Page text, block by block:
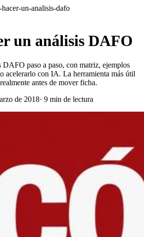
un-analisis-dafo
un análisis DAFO
DAFO paso a paso, con matriz, ejemplos
acelerarlo con IA. La herramienta más útil
antes de mover ficha.
de 2018· 9 min de lectura